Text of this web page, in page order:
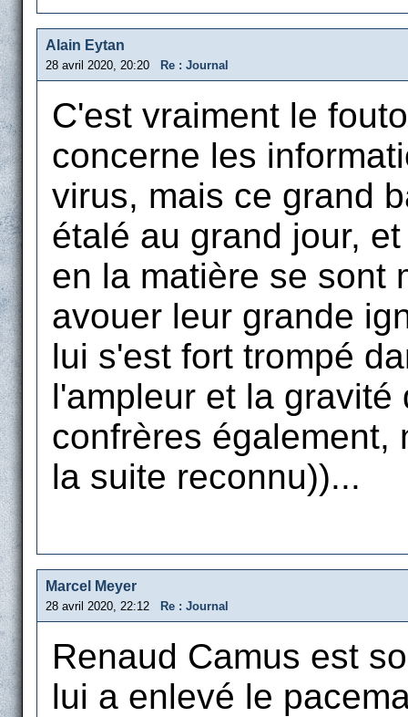
Alain Eytan
28 avril 2020, 20:20 Re : Journal
C'est vraiment le
concerne les
virus, mais ce grand
étalé au grand jour,
en la matière se sont
avouer leur grande
lui s'est fort trompé
l'ampleur et la
confrères également,
la suite reconnu))...
Marcel Meyer
28 avril 2020, 22:12 Re : Journal
Renaud Camus est
lui a enlevé le